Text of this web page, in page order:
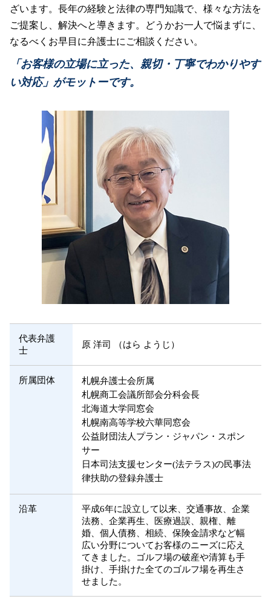
債務整理 住宅ローン
債務整理 クズ
離婚 家事事件
家事事件 財産管理
相続問題 家事事件
家事事件 民事
交通事故 被害者
民事再生 弁済
民事事件 解決方法
破産 弁護士
民事事件 時効期間
連帯保証 弁済
交通事故 慰謝料
医療過誤 冤罪
介護事故
医療過誤 不法行為 債務不履行
医療過誤
医療事故
医療過誤 医師 責任
医療事故 どうする
看護師 医療過誤 責任
医療過誤 弁護士
医療過誤 法的責任
ざいます。長年の経験と法律の専門知識で、様々な方法を
ご提案し、解決へと導きます。どうかお一人で悩まずに、
なるべくお早目に弁護士にご相談ください。
「お客様の立場に立った、親切・丁寧でわかりやす
い対応」がモットーです。
代表弁護
士
原 洋司 （はら ようじ）
所属団体
札幌弁護士会所属
札幌商工会議所部会分科会長
北海道大学同窓会
札幌南高等学校六華同窓会
公益財団法人プラン・ジャパン・スポン
サー
日本司法支援センター(法テラス)の民事法
律扶助の登録弁護士
沿革
平成6年に設立して以来、交通事故、企業
法務、企業再生、医療過誤、親権、離
婚、個人債務、相続、保険金請求など幅
広い分野についてお客様のニーズに応え
てきました。ゴルフ場の破産や清算も手
掛け、手掛けた全てのゴルフ場を再生さ
せました。